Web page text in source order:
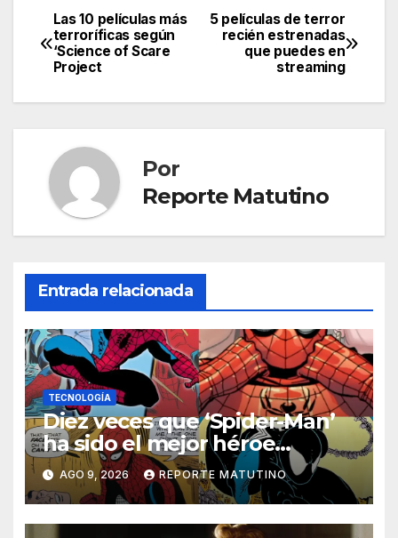
Navegación
de
entradas
5 películas de terror
recién estrenadas
que puedes en
streaming
Las 10 películas más
terroríficas según
‘Science of Scare
Project
Por
Reporte Matutino
Entrada relacionada
TECNOLOGÍA
Diez veces que ‘Spider-Man’
ha sido el mejor héroe
del cómic
AGO 9, 2026 REPORTE MATUTINO